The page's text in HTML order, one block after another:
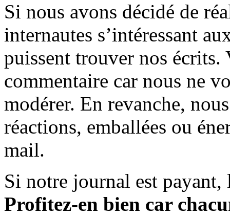
Si nous avons décidé de
internautes s’intéressant
puissent trouver nos écrits.
commentaire car nous ne
modérer. En revanche,
réactions, emballées ou
mail.
Si notre journal est payant,
Profitez-en bien car